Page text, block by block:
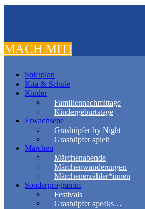
MACH MIT!
Spielplan
Kita & Schule
Kinder
Familiennachmittage
Kindergeburtstage
Erwachsene
Grashüpfer by Night
Grashüpfer spielt
Märchen
Märchenabende
Märchenwanderungen
Märchenerzähler*innen
Sonderprogramm
Festivals
Grashüpfer speaks…